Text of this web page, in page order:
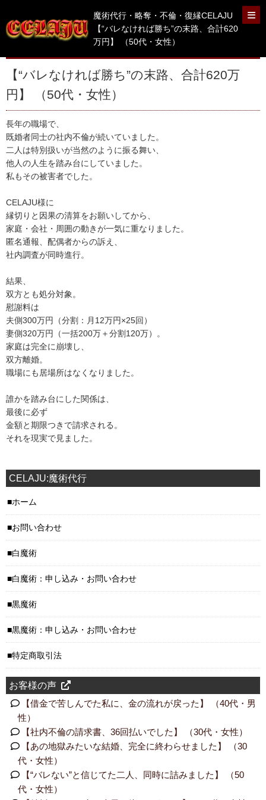
魔術代行・略奪・不倫・復縁CELAJU
【“バレなければ勝ち”の末路、合計620
万円】 （50代・女性）
【“バレなければ勝ち”の末路、合計620万
円】 （50代・女性）
長年の職場で、
既婚者同士の社内不倫が続いていました。
二人は特別扱いが当然のように振る舞い、
他人の人生を踏み台にしていました。
私もその被害者でした。
CELAJU様に
縁切りと因果の清算をお願いしてから、
家庭・会社・周囲の動きが一気に重なりました。
匿名通報、配偶者からの訴え、
社内調査が同時進行。
結果、
双方とも処分対象。
慰謝料は
夫側300万円（分割：月12万円×25回）
妻側320万円（一括200万＋分割120万）。
家庭は完全に崩壊し、
双方離婚。
職場にも居場所はなくなりました。
誰かを踏み台にした関係は、
最後に必ず
金額と期限つきで請求される。
それを現実で見ました。
CELAJU:魔術代行
ホーム
お問い合わせ
白魔術
白魔術：申し込み・お問い合わせ
黒魔術
黒魔術：申し込み・お問い合わせ
特定商取引法
お客様の声
【借金で苦しんでた私に、金の流れが戻った】 （40代・男
性）
【社内不倫の請求書、36回払いでした】 （30代・女性）
【あの地獄みたいな結婚、完全に終わらせました】 （30
代・女性）
【“バレない”と信じてた二人、同時に詰みました】 （50
代・女性）